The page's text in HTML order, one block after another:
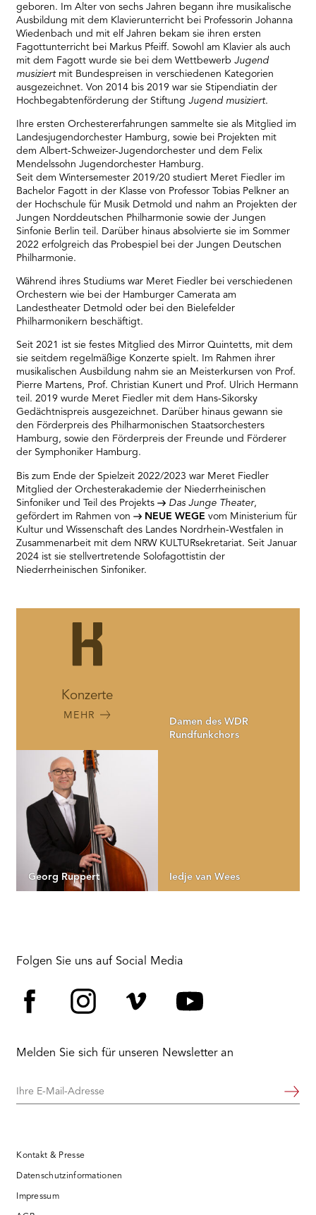
geboren. Im Alter von sechs Jahren begann ihre musikalische
Ausbildung mit dem Klavierunterricht bei Professorin Johanna
Wiedenbach und mit elf Jahren bekam sie ihren ersten
Fagottunterricht bei Markus Pfeiff. Sowohl am Klavier als auch
mit dem Fagott wurde sie bei dem WettbewerbJugend
musiziertmit Bundespreisen in verschiedenen Kategorien
ausgezeichnet. Von 2014 bis 2019 war sie Stipendiatin der
Hochbegabtenförderung der StiftungJugend musiziert.
Ihre ersten Orchestererfahrungen sammelte sie als Mitglied im
Landesjugendorchester Hamburg, sowie bei Projekten mit
dem Albert-Schweizer-Jugendorchester und dem Felix
Mendelssohn Jugendorchester Hamburg.
Seit dem Wintersemester 2019/20 studiert Meret Fiedler im
Bachelor Fagott in der Klasse von Professor Tobias Pelkner an
der Hochschule für Musik Detmold und nahm an Projekten der
Jungen Norddeutschen Philharmonie sowie der Jungen
Sinfonie Berlin teil. Darüber hinaus absolvierte sie im Sommer
2022 erfolgreich das Probespiel bei der Jungen Deutschen
Philharmonie.
Während ihres Studiums war Meret Fiedler bei verschiedenen
Orchestern wie bei der Hamburger Camerata am
Landestheater Detmold oder bei den Bielefelder
Philharmonikern beschäftigt.
Seit 2021 ist sie festes Mitglied des Mirror Quintetts, mit dem
sie seitdem regelmäßige Konzerte spielt. Im Rahmen ihrer
musikalischen Ausbildung nahm sie an Meisterkursen von Prof.
Pierre Martens, Prof. Christian Kunert und Prof. Ulrich Hermann
teil. 2019 wurde Meret Fiedler mit dem Hans-Sikorsky
Gedächtnispreis ausgezeichnet. Darüber hinaus gewann sie
den Förderpreis des Philharmonischen Staatsorchesters
Hamburg, sowie den Förderpreis der Freunde und Förderer
der Symphoniker Hamburg.
Bis zum Ende der Spielzeit 2022/2023 war Meret Fiedler
Mitglied der Orchesterakademie der Niederrheinischen
Sinfoniker und Teil des Projekts
Das Junge Theater,
gefördert im Rahmen von
NEUE WEGE vom Ministerium für
Kultur und Wissenschaft des Landes Nordrhein-Westfalen in
Zusammenarbeit mit dem NRW KULTURsekretariat. Seit Januar
2024 ist sie stellvertretende Solofagottistin der
Niederrheinischen Sinfoniker.
Konzerte
MEHR
Damen des WDR
Rundfunkchors
Georg Ruppert Iedje van Wees
Folgen Sie uns auf Social Media
Melden Sie sich für unseren Newsletter an
Ihre
Weiter
Kontakt & Presse
Datenschutzinformationen
Impressum